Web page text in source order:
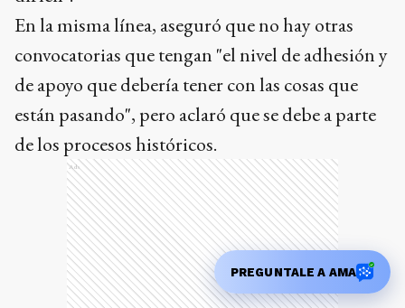
de los procesos históricos.
"A esta altura del gobierno de Macri estábamos
en una situación similar. Son procesos, son
PREGUNTALE A AMA